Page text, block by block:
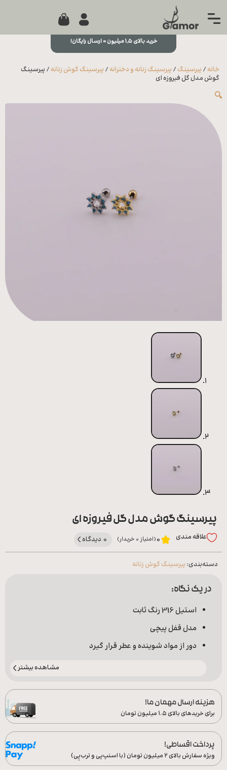
جستجو...
مجله
0
خرید بالای ۱,۵ میلیون = ارسال رایگان!
خانه / پیرسینگ / پیرسینگ زنانه و دخترانه / پیرسینگ گوش زنانه / پیرسینگ
گوش مدل گل فیروزه ای
🔍
پیرسینگ گوش مدل گل فیروزه ای
علاقه‌ مندی 0(امتیاز 0 خریدار) 0 دیدگاه
دسته‌بندی: پیرسینگ گوش زنانه
در یک نگاه:
استیل 316 رنگ ثابت
مدل قفل پیچی
دور از مواد شوینده و عطر قرار گیرد
مشاهده بیشتر
هزینه ارسال مهمان ما!
برای خریدهای بالای ۱.۵ میلیون تومان
پرداخت اقساطی!
ویژه سفارش‌ بالای ۲ میلیون تومان (با اسنپ‌پی و ترب‌پِی)